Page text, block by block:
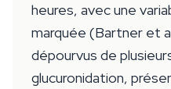
heures, avec une
marquée (Bartner et
dépourvus de
glucuronidation,